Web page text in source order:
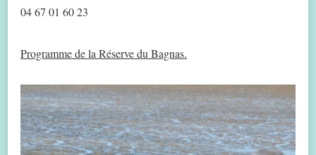
04 67 01 60 23
Programme de la Réserve du Bagnas.